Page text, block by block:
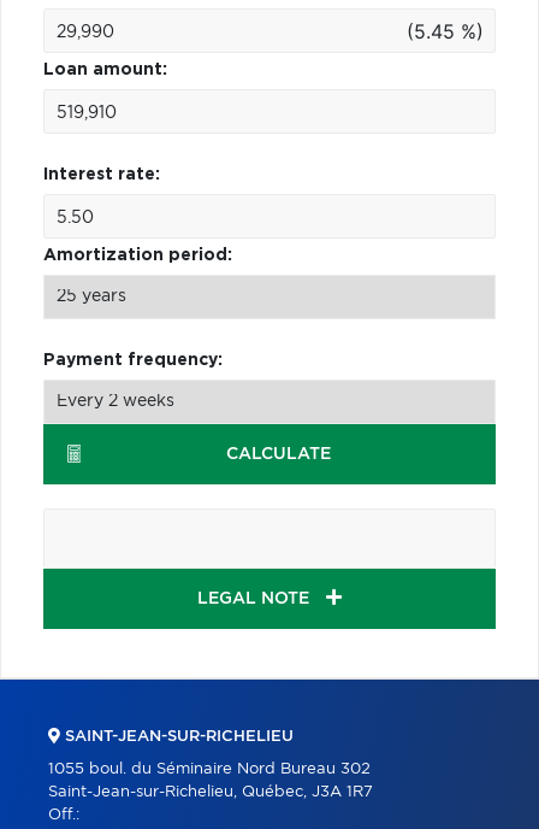
(5.45 %)
Loan amount:
Interest rate:
Amortization period:
Payment frequency:
CALCULATE
LEGAL NOTE
SAINT-JEAN-SUR-RICHELIEU
1055 boul. du Séminaire Nord Bureau 302
Saint-Jean-sur-Richelieu, Québec, J3A 1R7
Off.: